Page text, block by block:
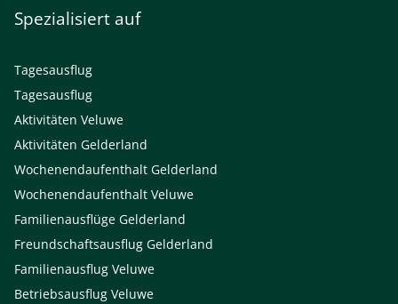
Spezialisiert auf
Tagesausflug
Tagesausflug
Aktivitäten Veluwe
Aktivitäten Gelderland
Wochenendaufenthalt Gelderland
Wochenendaufenthalt Veluwe
Familienausflüge Gelderland
Freundschaftsausflug Gelderland
Familienausflug Veluwe
Betriebsausflug Veluwe